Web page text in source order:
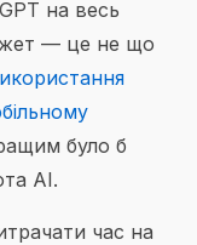
на весь
— це не що
було б
AI.
час на